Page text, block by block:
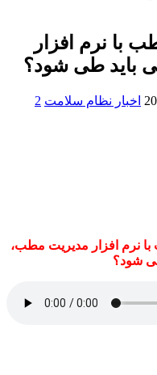
با نرم افزار
باید طی شود؟
اخبار نظام سلامت 2
نرم افزار مدیریت مطب،
شود؟